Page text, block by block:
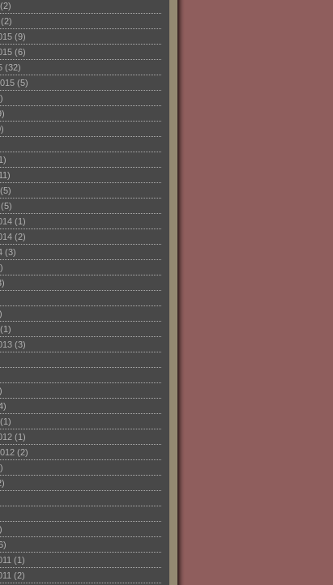
(2)
(2)
(9)
(6)
(32)
(5)
(5)
(5)
(1)
(2)
(3)
(1)
(3)
(1)
(1)
(2)
(1)
(2)